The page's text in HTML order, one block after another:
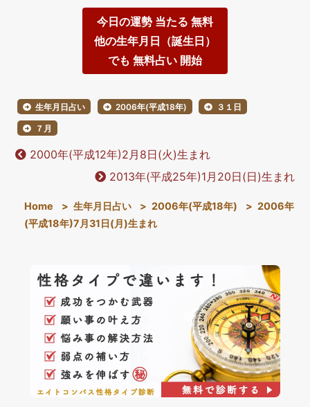
今日の運勢 当たる 無料
他の生年月日（誕生日）
でも 無料占い 開始
生年月日占い 2006年(平成18年) ３１日
７月
2000年(平成12年)2月8日(火)生まれ
2013年(平成25年)1月20日(日)生まれ
Home > 生年月日占い > 2006年(平成18年) > 2006年
(平成18年)7月31日(月)生まれ